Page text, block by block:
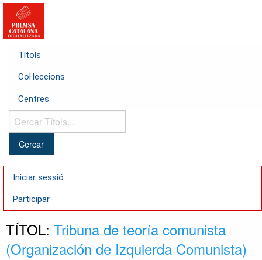
Títols
Col·leccions
Centres
Cercar
Títols...
Iniciar sessió
Participar
TÍTOL: Tribuna de teoría comunista
(Organización de Izquierda Comunista)